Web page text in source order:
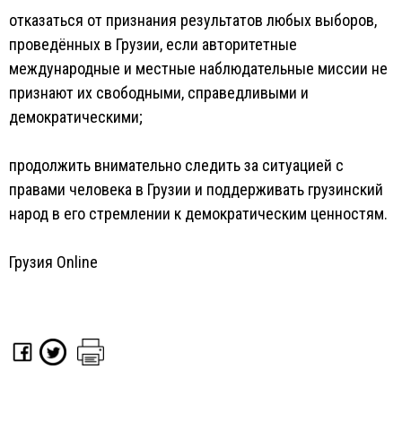
отказаться от признания результатов любых выборов,
проведённых в Грузии, если авторитетные
международные и местные наблюдательные миссии не
признают их свободными, справедливыми и
демократическими;
продолжить внимательно следить за ситуацией с
правами человека в Грузии и поддерживать грузинский
народ в его стремлении к демократическим ценностям.
Грузия Online